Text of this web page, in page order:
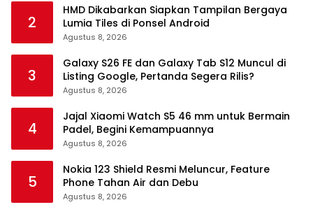
2
HMD Dikabarkan Siapkan Tampilan Bergaya
Lumia Tiles di Ponsel Android
Agustus 8, 2026
3
Galaxy S26 FE dan Galaxy Tab S12 Muncul di
Listing Google, Pertanda Segera Rilis?
Agustus 8, 2026
4
Jajal Xiaomi Watch S5 46 mm untuk Bermain
Padel, Begini Kemampuannya
Agustus 8, 2026
5
Nokia 123 Shield Resmi Meluncur, Feature
Phone Tahan Air dan Debu
Agustus 8, 2026